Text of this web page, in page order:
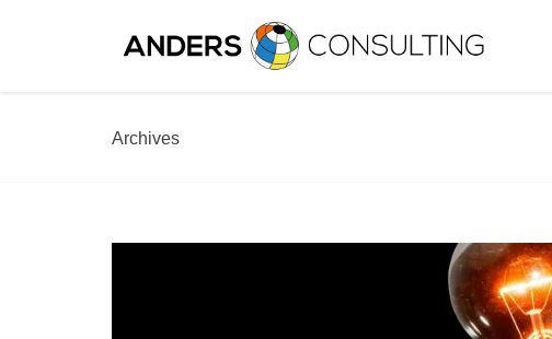
Archives